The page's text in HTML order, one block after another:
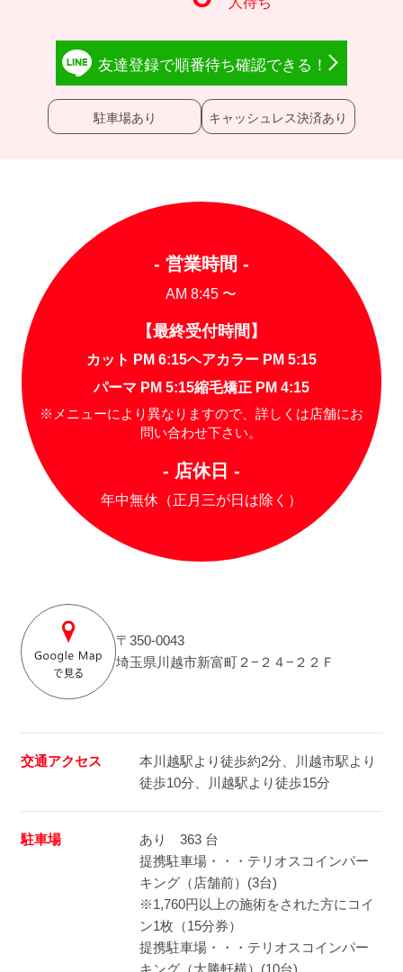
駐車場あり キャッシュレス決済あり
友達登録で順番待ち確認できる！
- 営業時間 -
AM 8:45 〜
【最終受付時間】
カット PM 6:15ヘアカラー PM 5:15
パーマ PM 5:15縮毛矯正 PM 4:15
※メニューにより異なりますので、詳しくは店舗にお
問い合わせ下さい。
- 店休日 -
年中無休（正月三が日は除く）
〒350-0043
埼玉県川越市新富町２−２４−２２Ｆ
交通アクセス
本川越駅より徒歩約2分、川越市駅より
徒歩10分、川越駅より徒歩15分
駐車場
あり 363 台
提携駐車場・・・テリオスコインパー
キング（店舗前）(3台)
※1,760円以上の施術をされた方にコイ
ン1枚（15分券）
提携駐車場・・・テリオスコインパー
キング（大勝軒横）(10台)